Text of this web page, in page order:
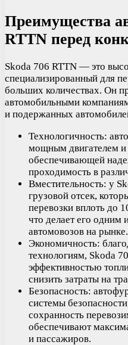
Преимущества
RTTN перед
Skoda 706 RTTN — это
специализированный для
больших количествах. Он
автомобильными
и подержанных
Технологичность:
мощным двигателем и
обеспечивающей
проходимость в
Вместительность: у
грузовой отсек,
перевозки вплоть до
что делает его одним
автомовозов на рынке.
Экономичность:
технологиям, Skoda
эффективностью
снизить затраты на
Безопасность:
системы
сохранность
обеспечивают
и пассажиров.